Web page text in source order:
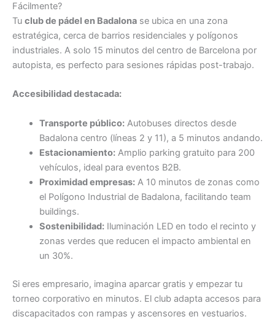
Fácilmente?
Tu club de pádel en Badalona se ubica en una zona
estratégica, cerca de barrios residenciales y polígonos
industriales. A solo 15 minutos del centro de Barcelona por
autopista, es perfecto para sesiones rápidas post-trabajo.
Accesibilidad destacada:
Transporte público:Autobuses directos desde
Badalona centro (líneas 2 y 11), a 5 minutos andando.
Estacionamiento:Amplio parking gratuito para 200
vehículos, ideal para eventos B2B.
Proximidad empresas:A 10 minutos de zonas como
el Polígono Industrial de Badalona, facilitando team
buildings.
Sostenibilidad:Iluminación LED en todo el recinto y
zonas verdes que reducen el impacto ambiental en
un 30%.
Si eres empresario, imagina aparcar gratis y empezar tu
torneo corporativo en minutos. El club adapta accesos para
discapacitados con rampas y ascensores en vestuarios.